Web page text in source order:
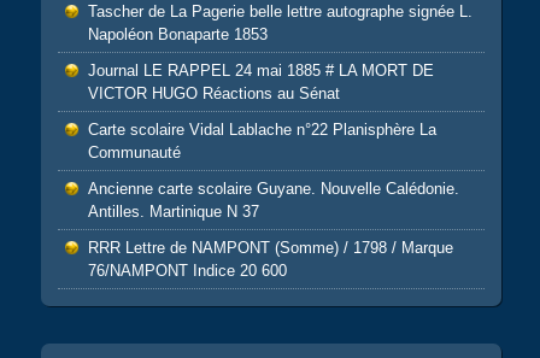
Tascher de La Pagerie belle lettre autographe signée L.
Napoléon Bonaparte 1853
Journal LE RAPPEL 24 mai 1885 # LA MORT DE
VICTOR HUGO Réactions au Sénat
Carte scolaire Vidal Lablache n°22 Planisphère La
Communauté
Ancienne carte scolaire Guyane. Nouvelle Calédonie.
Antilles. Martinique N 37
RRR Lettre de NAMPONT (Somme) / 1798 / Marque
76/NAMPONT Indice 20 600